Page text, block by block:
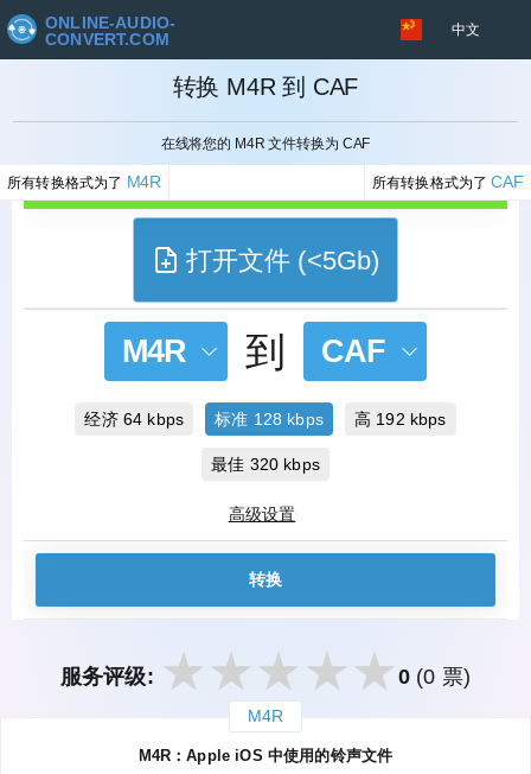
ONLINE-AUDIO-
CONVERT.COM
中文
转换 M4R 到 CAF
在线将您的 M4R 文件转换为 CAF
所有转换格式为了 M4R 所有转换格式为了CAF
取消
打开文件 (<5Gb)
M4R 到 CAF
经济 64 kbps 标准 128 kbps 高 192 kbps
最佳 320 kbps
高级设置
转换
服务评级: 0 (0 票)
M4R
M4R：Apple iOS 中使用的铃声文件